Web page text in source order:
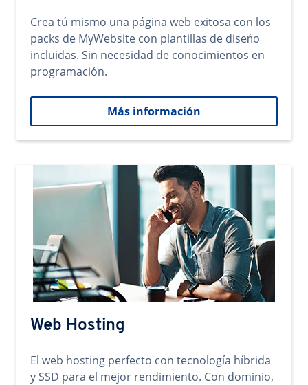
Crea tú mismo una página web exitosa con los
packs de MyWebsite con plantillas de diseńo
incluidas. Sin necesidad de conocimientos en
programación.
Más información
Web Hosting
El web hosting perfecto con tecnología híbrida
y SSD para el mejor rendimiento. Con dominio,